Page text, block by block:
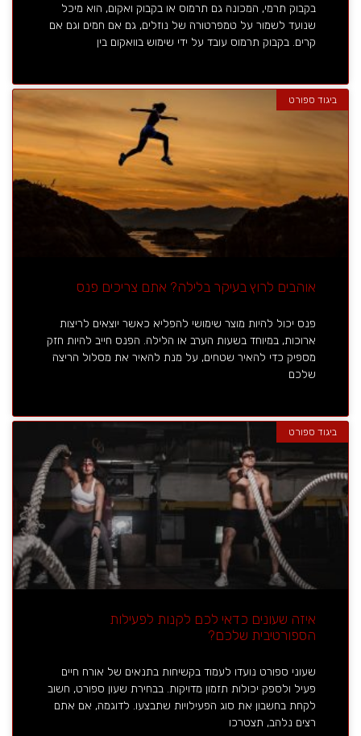
בקבוק תרמי, המכונה גם תרמוס או בקבוק ואקום, הוא מיכל
שנועד לשמור על טמפרטורה של נוזלים, גם אם חמים וגם אם
קרים. בקבוק תרמוס עובד על ידי שימוש בוואקום בין
ביגוד ספורט
אוהבים לרוץ בעיקר בלילה? אתם צריכים פנס
פנס יכול להיות מוצר שימושי להפליא כאשר יוצאים לריצות
ארוכות, במיוחד בשעות הערב או הלילה. הפנס חייב להיות חזק
מספיק כדי להאיר שטחים, על מנת להאיר את מסלול הריצה
שלכם
ביגוד ספורט
איזה שעונים כדאי לכם לקנות לפעילות
הספורטיבית שלכם?
שעוני ספורט נועדו לעמוד בקשיחות בתנאים של אורח חיים
פעיל ולספק יכולות תזמון מדויקות. בבחירת שעון ספורט, חשוב
לקחת בחשבון את סוג הפעילויות שתבצעו. לדוגמה, אם אתם
רצים נלהב, תצטרכו